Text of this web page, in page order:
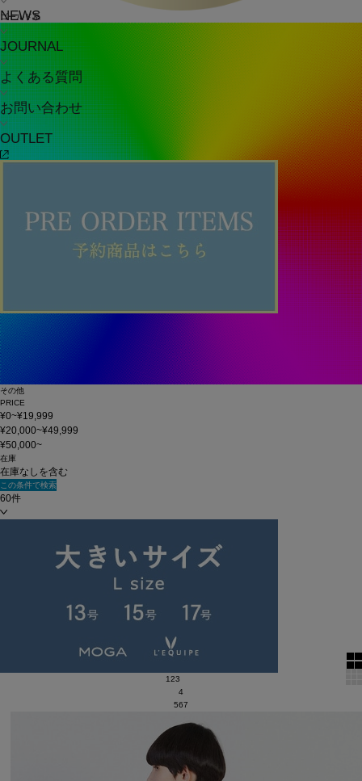
NEWS
JOURNAL
よくある質問
お問い合わせ
OUTLET
ゴールド系
その他
PRICE
¥0~¥19,999
¥20,000~¥49,999
¥50,000~
在庫
在庫なしを含む
この条件で検索
60件
123
4
567